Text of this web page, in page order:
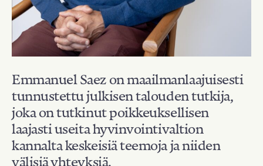
Emmanuel Saez on maailmanlaajuisesti
tunnustettu julkisen talouden tutkija,
joka on tutkinut poikkeuksellisen
laajasti useita hyvinvointivaltion
kannalta keskeisiä teemoja ja niiden
välisiä yhteyksiä.